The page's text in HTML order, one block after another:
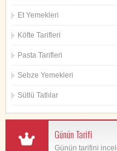
Et Yemekleri
Köfte Tarifleri
Pasta Tarifleri
Sebze Yemekleri
Sütlü Tatlılar
Günün Tarifi
Günün tarifini